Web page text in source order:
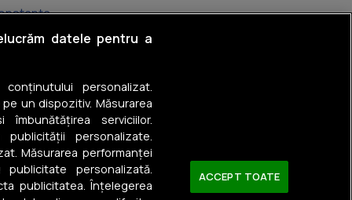
Nord
de Cultură
4
datele pentru a
personalizat.
un dispozitiv. Măsurarea
îmbunătățirea serviciilor.
personalizate.
Măsurarea performanței
personalizată.
publicitatea. Înțelegerea
ACCEPT TOATE